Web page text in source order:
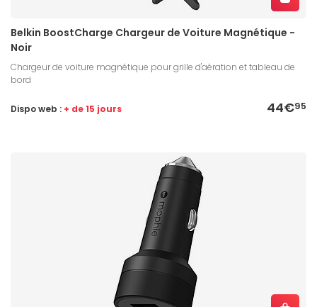
Belkin BoostCharge Chargeur de Voiture Magnétique -
Noir
Chargeur de voiture magnétique pour grille d'aération et tableau de
bord
44€95
Dispo web : + de 15 jours